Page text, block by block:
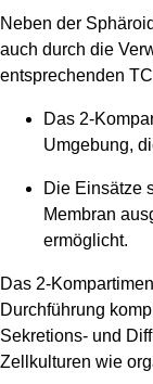
Neben der
auch durch die
entsprechenden
Das 2-
Umgebung,
Die Einsätze
Membran
ermöglicht.
Das 2-
Durchführung
Sekretions- und
Zellkulturen wie